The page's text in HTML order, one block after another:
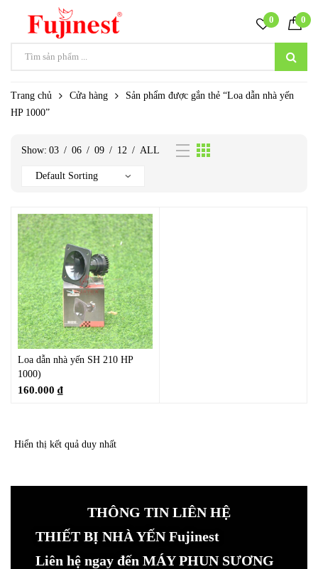
0 0
Trang chủ Cửa hàng
Sản phẩm được gắn thẻ “Loa dẫn nhà yến
HP 1000”
Show: 03 / 06 / 09 / 12 / ALL
Loa dẫn nhà yến SH 210 HP
1000)
160.000 ₫
Hiển thị kết quả duy nhất
THÔNG TIN LIÊN HỆ
THIẾT BỊ NHÀ YẾN Fujinest
Liên hệ ngay đến MÁY PHUN SƯƠNG